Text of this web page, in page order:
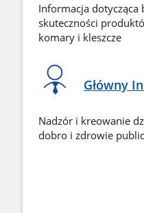
Informacja dotycząca
skuteczności
komary i kleszcze
Główny
Nadzór i kreowanie
dobro i zdrowie